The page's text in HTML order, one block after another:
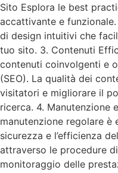
Sito Esplora le best
accattivante e
di design intuitivi che
tuo sito. 3. Contenuti
contenuti coinvolgenti e
(SEO). La qualità dei
visitatori e migliorare il
ricerca. 4. Manutenzione
manutenzione regolare è
sicurezza e l’efficienza
attraverso le procedure
monitoraggio delle